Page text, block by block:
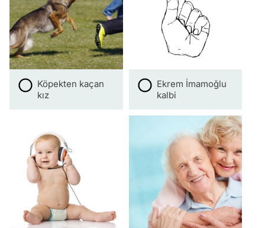
Köpekten kaçan
kız
Ekrem İmamoğlu
kalbi